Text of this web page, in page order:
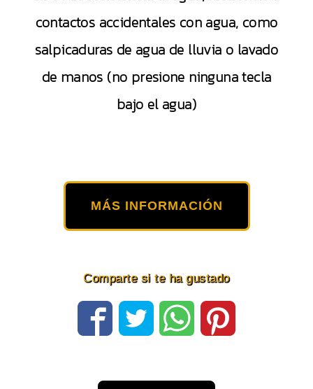
contactos accidentales con agua, como
salpicaduras de agua de lluvia o lavado
de manos (no presione ninguna tecla
bajo el agua)
MÁS INFORMACIÓN
Comparte si te ha gustado